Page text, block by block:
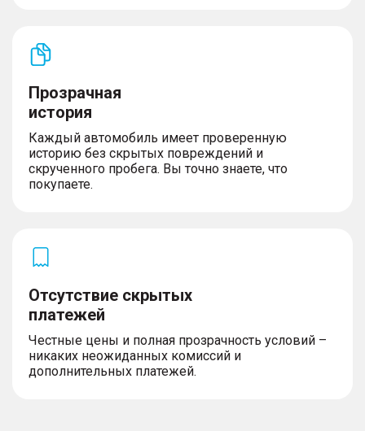
Прозрачная
история
Каждый автомобиль имеет проверенную
историю без скрытых повреждений и
скрученного пробега. Вы точно знаете, что
покупаете.
Отсутствие скрытых
платежей
Честные цены и полная прозрачность условий –
никаких неожиданных комиссий и
дополнительных платежей.